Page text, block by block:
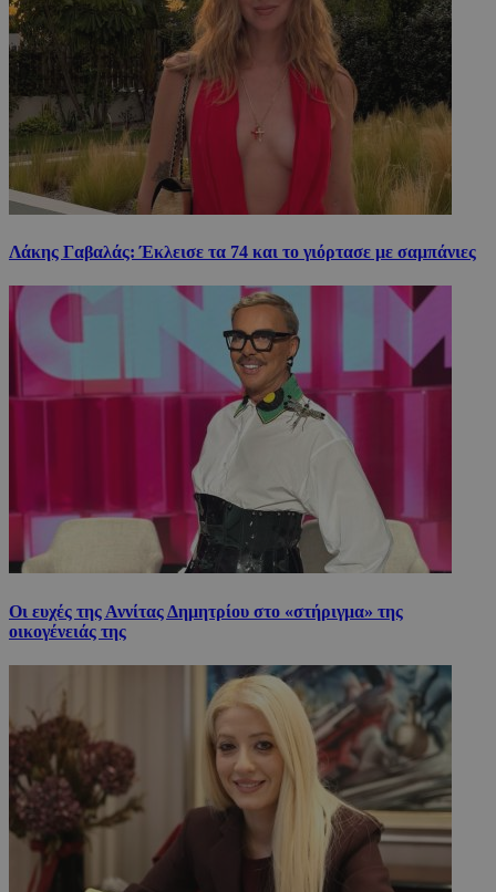
Λάκης Γαβαλάς: Έκλεισε τα 74 και το γιόρτασε με σαμπάνιες
Οι ευχές της Αννίτας Δημητρίου στο «στήριγμα» της
οικογένειάς της